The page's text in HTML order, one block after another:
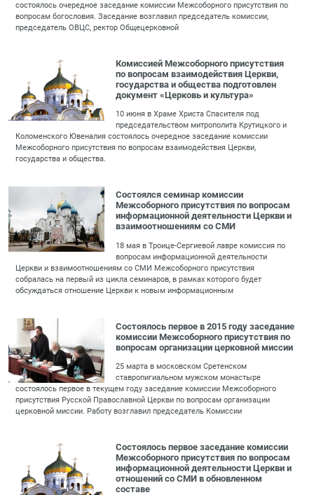
состоялось очередное заседание комиссии Межсоборного присутствия по
вопросам богословия. Заседание возглавил председатель комиссии,
председатель ОВЦС, ректор Общецерковной
Комиссией Межсоборного присутствия
по вопросам взаимодействия Церкви,
государства и общества подготовлен
документ «Церковь и культура»
10 июня в Храме Христа Спасителя под
председательством митрополита Крутицкого и
Коломенского Ювеналия состоялось очередное заседание комиссии
Межсоборного присутствия по вопросам взаимодействия Церкви,
государства и общества.
Состоялся семинар комиссии
Межсоборного присутствия по вопросам
информационной деятельности Церкви и
взаимоотношениям со СМИ
18 мая в Троице-Сергиевой лавре комиссия по
вопросам информационной деятельности
Церкви и взаимоотношениям со СМИ Межсоборного присутствия
собралась на первый из цикла семинаров, в рамках которого будет
обсуждаться отношение Церкви к новым информационным
Состоялось первое в 2015 году заседание
комиссии Межсоборного присутствия по
вопросам организации церковной миссии
25 марта в московском Сретенском
ставропигиальном мужском монастыре
состоялось первое в текущем году заседание комиссии Межсоборного
присутствия Русской Православной Церкви по вопросам организации
церковной миссии. Работу возглавил председатель Комиссии
Состоялось первое заседание комиссии
Межсоборного присутствия по вопросам
информационной деятельности Церкви и
отношений со СМИ в обновленном
составе